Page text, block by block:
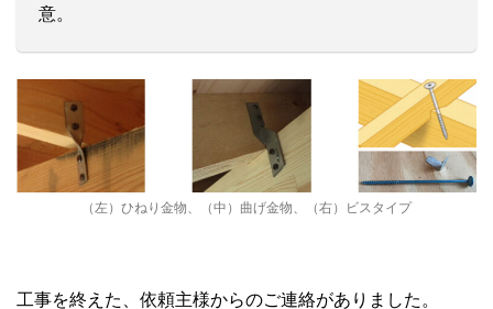
意。
（左）ひねり金物、（中）曲げ金物、（右）ビスタイプ
工事を終えた、依頼主様からのご連絡がありました。